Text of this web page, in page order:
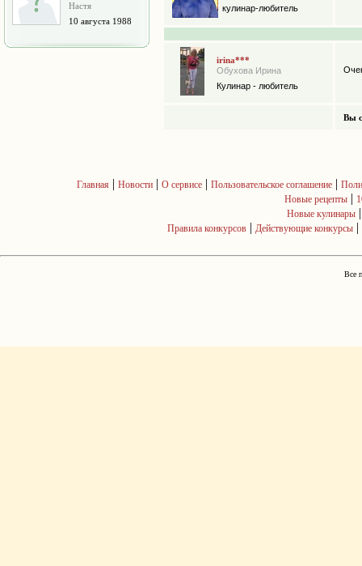
Настя
10 августа 1988
кулинар-любитель
irina***
Обухова Ирина
Кулинар - любитель
Вы
Главная | Новости| О сервисе| Пользовательское соглашение|
Новые рецепты |
Новые кулинары
Правила конкурсов | Действующие конкурсы |
Все